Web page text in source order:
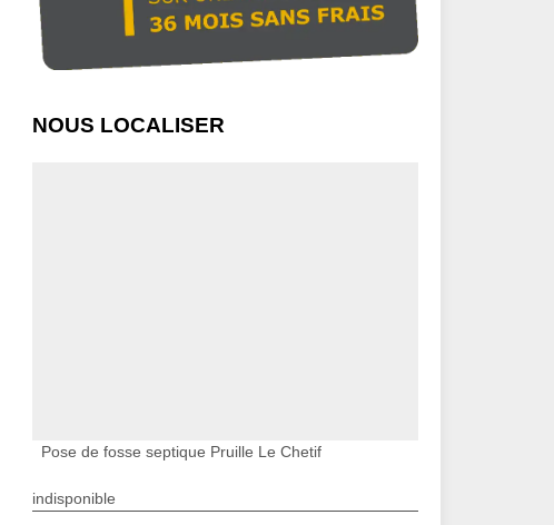
NOUS LOCALISER
Pose de fosse septique Pruille Le Chetif
indisponible